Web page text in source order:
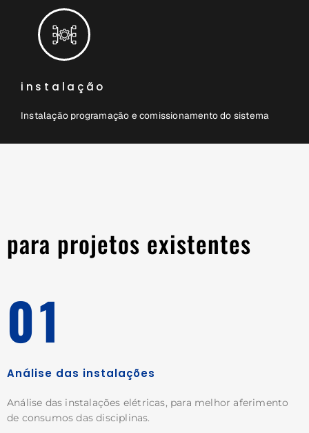
instalação
Instalação programação e comissionamento do sistema
para projetos existentes
01
Análise das instalações
Análise das instalações elétricas, para melhor aferimento
de consumos das disciplinas.